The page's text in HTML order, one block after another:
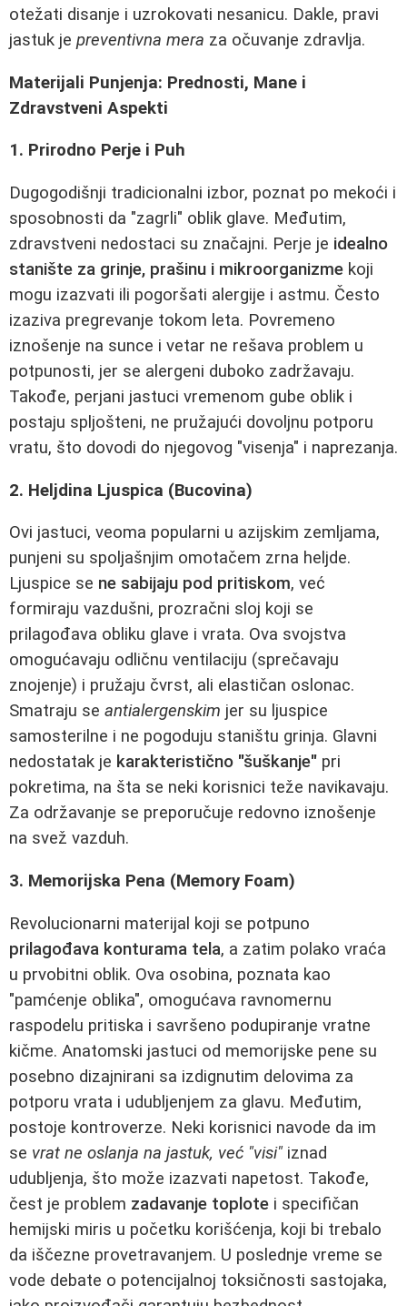
otežati disanje i uzrokovati nesanicu. Dakle, pravi
jastuk je preventivna mera za očuvanje zdravlja.
Materijali Punjenja: Prednosti, Mane i
Zdravstveni Aspekti
1. Prirodno Perje i Puh
Dugogodišnji tradicionalni izbor, poznat po mekoći i
sposobnosti da "zagrli" oblik glave. Međutim,
zdravstveni nedostaci su značajni. Perje je idealno
stanište za grinje, prašinu i mikroorganizme koji
mogu izazvati ili pogoršati alergije i astmu. Često
izaziva pregrevanje tokom leta. Povremeno
iznošenje na sunce i vetar ne rešava problem u
potpunosti, jer se alergeni duboko zadržavaju.
Takođe, perjani jastuci vremenom gube oblik i
postaju spljošteni, ne pružajući dovoljnu potporu
vratu, što dovodi do njegovog "visenja" i naprezanja.
2. Heljdina Ljuspica (Bucovina)
Ovi jastuci, veoma popularni u azijskim zemljama,
punjeni su spoljašnjim omotačem zrna heljde.
Ljuspice se ne sabijaju pod pritiskom, već
formiraju vazdušni, prozračni sloj koji se
prilagođava obliku glave i vrata. Ova svojstva
omogućavaju odličnu ventilaciju (sprečavaju
znojenje) i pružaju čvrst, ali elastičan oslonac.
Smatraju se antialergenskim jer su ljuspice
samosterilne i ne pogoduju staništu grinja. Glavni
nedostatak je karakteristično "šuškanje" pri
pokretima, na šta se neki korisnici teže navikavaju.
Za održavanje se preporučuje redovno iznošenje
na svež vazduh.
3. Memorijska Pena (Memory Foam)
Revolucionarni materijal koji se potpuno
prilagođava konturama tela, a zatim polako vraća
u prvobitni oblik. Ova osobina, poznata kao
"pamćenje oblika", omogućava ravnomernu
raspodelu pritiska i savršeno podupiranje vratne
kičme. Anatomski jastuci od memorijske pene su
posebno dizajnirani sa izdignutim delovima za
potporu vrata i udubljenjem za glavu. Međutim,
postoje kontroverze. Neki korisnici navode da im
se vrat ne oslanja na jastuk, već "visi" iznad
udubljenja, što može izazvati napetost. Takođe,
čest je problem zadavanje toplote i specifičan
hemijski miris u početku korišćenja, koji bi trebalo
da iščezne provetravanjem. U poslednje vreme se
vode debate o potencijalnoj toksičnosti sastojaka,